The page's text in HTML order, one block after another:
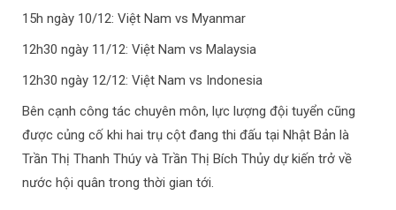
15h ngày 10/12: Việt Nam vs Myanmar
12h30 ngày 11/12: Việt Nam vs Malaysia
12h30 ngày 12/12: Việt Nam vs Indonesia
Bên cạnh công tác chuyên môn, lực lượng đội tuyển cũng
được củng cố khi hai trụ cột đang thi đấu tại Nhật Bản là
Trần Thị Thanh Thúy và Trần Thị Bích Thủy dự kiến trở về
nước hội quân trong thời gian tới.